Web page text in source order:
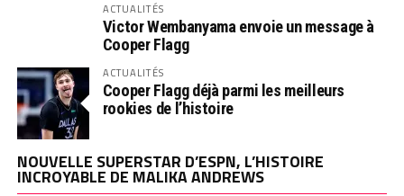
ACTUALITÉS
Victor Wembanyama envoie un message à
Cooper Flagg
ACTUALITÉS
Cooper Flagg déjà parmi les meilleurs
rookies de l’histoire
NOUVELLE SUPERSTAR D’ESPN, L’HISTOIRE
INCROYABLE DE MALIKA ANDREWS